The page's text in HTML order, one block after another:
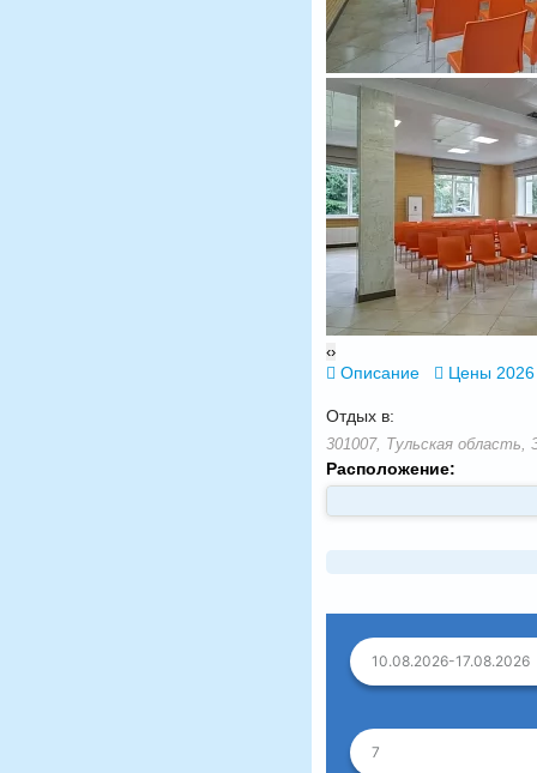
‹›
Описание Цены
Отдых в:
301007, Тульская область,
Расположение:
10.08.2026-17.08.2026
7